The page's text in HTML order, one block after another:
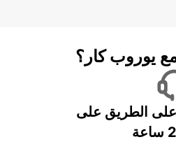
يوروب كار؟
الطريق على